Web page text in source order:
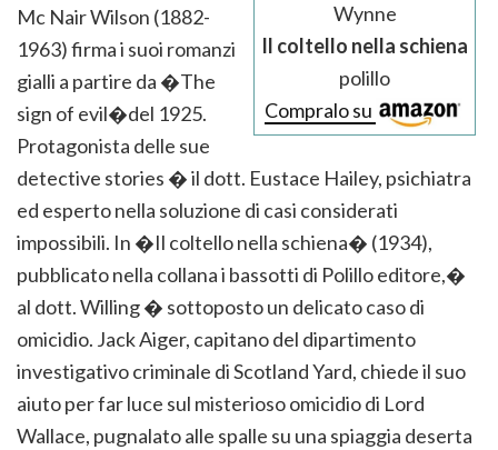
Wynne
Il coltello nella schiena
polillo
Compralo su
Mc Nair Wilson (1882-
1963) firma i suoi romanzi
gialli a partire da �The
sign of evil�del 1925.
Protagonista delle sue
detective stories � il dott. Eustace Hailey, psichiatra
ed esperto nella soluzione di casi considerati
impossibili. In �Il coltello nella schiena� (1934),
pubblicato nella collana i bassotti di Polillo editore,�
al dott. Willing � sottoposto un delicato caso di
omicidio. Jack Aiger, capitano del dipartimento
investigativo criminale di Scotland Yard, chiede il suo
aiuto per far luce sul misterioso omicidio di Lord
Wallace, pugnalato alle spalle su una spiaggia deserta